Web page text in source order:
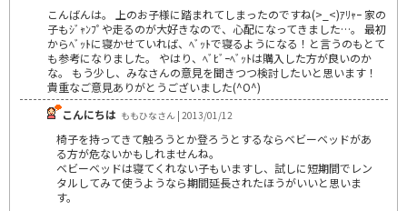
こんばんは。 上のお子様に踏まれてしまったのですね(>_<)ｱﾘｬｰ 家の
子もｼﾞｬﾝﾌﾟや走るのが大好きなので、心配になってきました…。 最初
からﾍﾞｯﾄに寝かせていれば、ﾍﾞｯﾄで寝るようになる！と言うのもとて
も参考になりました。 やはり、ﾍﾞﾋﾞｰﾍﾞｯﾄは購入した方が良いのか
な。 もう少し、みなさんの意見を聞きつつ検討したいと思います！
貴重なご意見ありがとうございました(^O^)
こんにちは ももひなさん | 2013/01/12
椅子を持ってきて触ろうとか登ろうとするならベビーベッドがあ
る方が危ないかもしれませんね。
ベビーベッドは寝てくれない子もいますし、試しに短期間でレン
タルしてみて使うようなら期間延長されたほうがいいと思いま
す。